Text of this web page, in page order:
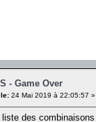
- Game Over
24 Mai 2019 à 22:05:57 »
liste des